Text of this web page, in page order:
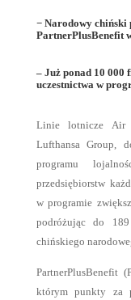
− Narodowy chiński
PartnerPlusBenefit
– Już ponad 10 000
uczestnictwa w
Linie lotnicze Air
Lufthansa Group,
programu
przedsiębiorstw
w programie
podróżując do
chińskiego
PartnerPlusBenefit
którym punkty za